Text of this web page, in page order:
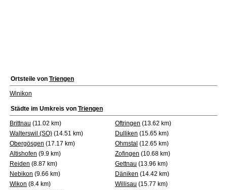
Ortsteile von Triengen
Winikon
Städte im Umkreis von Triengen
Brittnau (11.02 km) Oftringen (13.62 km)
Walterswil (SO) (14.51 km) Dulliken (15.65 km)
Obergösgen (17.17 km) Ohmstal (12.65 km)
Altishofen (9.9 km) Zofingen (10.68 km)
Reiden (8.87 km) Gettnau (13.96 km)
Nebikon (9.66 km) Däniken (14.42 km)
Wikon (8.4 km) Willisau (15.77 km)